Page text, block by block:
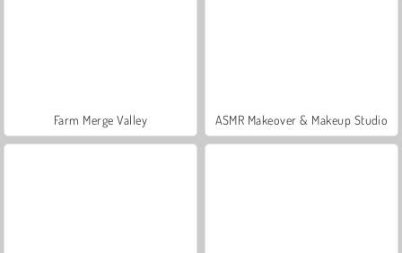
Farm Merge Valley ASMR Makeover & Makeup Studio